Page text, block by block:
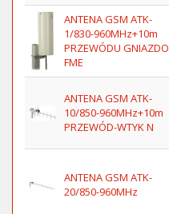
ANTENA GSM ATK-
1/830-960MHz+10m
PRZEWÓDU GNIAZDO
FME
ANTENA GSM ATK-
10/850-960MHz+10m
PRZEWÓD-WTYK N
ANTENA GSM ATK-
20/850-960MHz